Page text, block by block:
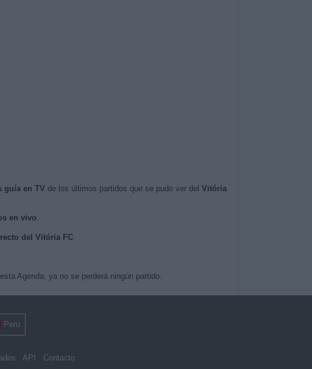
guía en TV de los últimos partidos que se pudo ver del Vitória
en vivo.
del Vitória FC.
Agenda, ya no se perderá ningún partido.
Perú
API Contacto